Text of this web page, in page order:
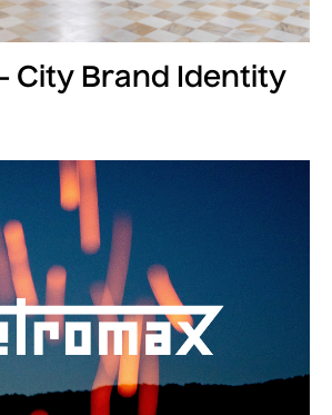
City Brand Identity